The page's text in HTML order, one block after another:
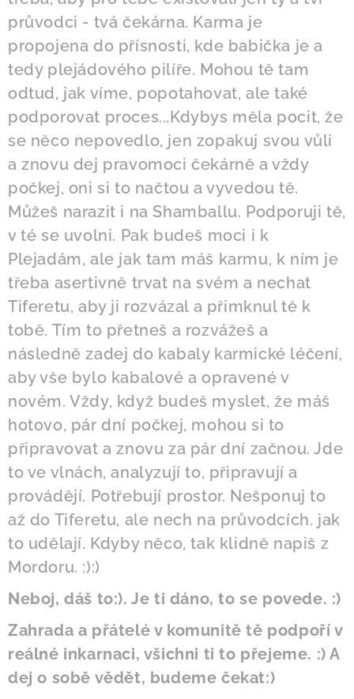
průvodci - tvá čekárna. Karma je
propojena do přísnosti, kde babička je a
tedy plejádového pilíře. Mohou tě tam
odtud, jak víme, popotahovat, ale také
podporovat proces...Kdybys měla pocit, že
se něco nepovedlo, jen zopakuj svou vůli
a znovu dej pravomoci čekárně a vždy
počkej, oni si to načtou a vyvedou tě.
Můžeš narazit i na Shamballu. Podporuji tě,
v té se uvolni. Pak budeš moci i k
Plejadám, ale jak tam máš karmu, k ním je
třeba asertivně trvat na svém a nechat
Tiferetu, aby ji rozvázal a přimknul tě k
tobě. Tím to přetneš a rozvážeš a
následně zadej do kabaly karmické léčení,
aby vše bylo kabalové a opravené v
novém. Vždy, když budeš myslet, že máš
hotovo, pár dní počkej, mohou si to
připravovat a znovu za pár dní začnou. Jde
to ve vlnách, analyzují to, připravují a
provádějí. Potřebují prostor. Nešponuj to
až do Tiferetu, ale nech na průvodcích. jak
to udělají. Kdyby něco, tak klidně napiš z
Mordoru. :):)
Neboj, dáš to:). Je ti dáno, to se povede. :)
Zahrada a přátelé v komunitě tě podpoří v
reálné inkarnaci, všichni ti to přejeme. :) A
dej o sobě vědět, budeme čekat:)